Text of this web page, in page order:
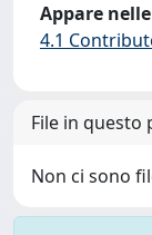
Appare
4.1
File in questo
Non ci sono